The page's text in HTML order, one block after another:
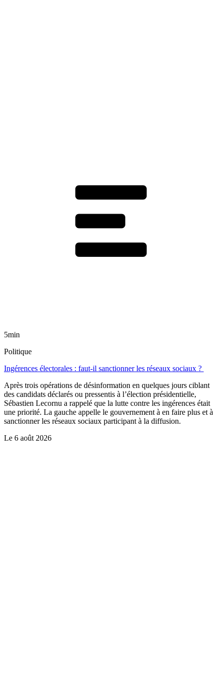
5min
Politique
Ingérences électorales : faut-il sanctionner les réseaux sociaux ?
Après trois opérations de désinformation en quelques jours ciblant
des candidats déclarés ou pressentis à l’élection présidentielle,
Sébastien Lecornu a rappelé que la lutte contre les ingérences était
une priorité. La gauche appelle le gouvernement à en faire plus et à
sanctionner les réseaux sociaux participant à la diffusion.
Le 6 août 2026